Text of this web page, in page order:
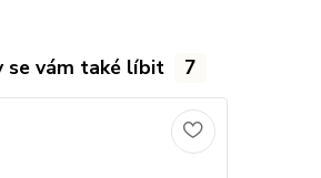
se vám také líbit 7